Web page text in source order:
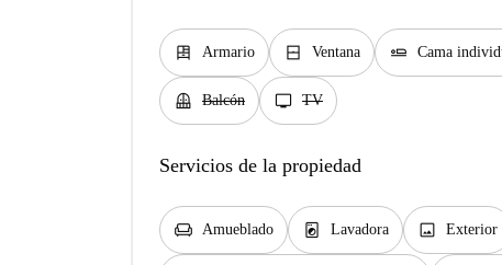
dresser Armario window_closed Ventana airline_seat_flat Cama
balcony Balcón tv TV
Servicios de la propiedad
chair Amueblado local_laundry_service Lavadora image Exterior